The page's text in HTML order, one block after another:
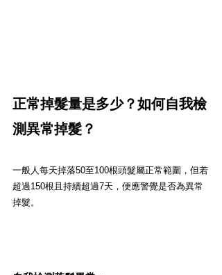
正常掉髮量是多少？如何自我檢
測異常掉髮？
一般人每天掉落50至100根頭髮屬正常範圍，但若
超過150根且持續超過7天，便應警覺是否為異常
掉髮。